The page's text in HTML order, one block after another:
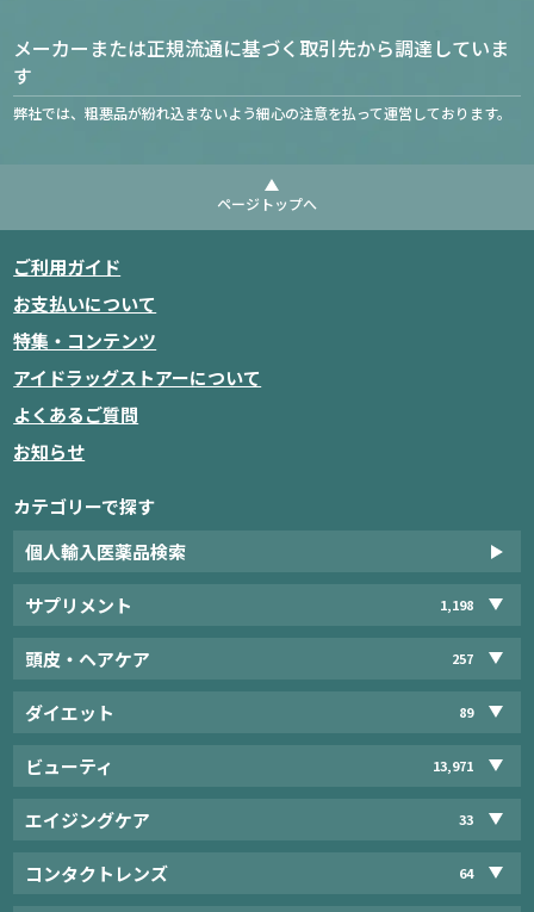
メーカーまたは正規流通に基づく取引先から調達していま
す
弊社では、粗悪品が紛れ込まないよう細心の注意を払って運営しております。
ページトップへ
ご利用ガイド
お支払いについて
特集・コンテンツ
アイドラッグストアーについて
よくあるご質問
お知らせ
カテゴリーで探す
個人輸入医薬品検索
サプリメント 1,198
頭皮・ヘアケア 257
ダイエット 89
ビューティ 13,971
エイジングケア 33
コンタクトレンズ 64